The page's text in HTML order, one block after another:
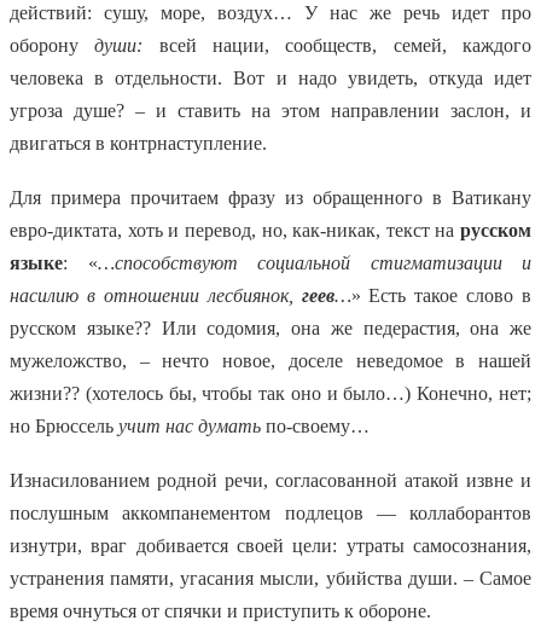
действий: сушу, море, воздух… У нас же речь идет про
оборонудуши: всей нации, сообществ, семей, каждого
человека в отдельности. Вот и надо увидеть, откуда идет
угроза душе? – и ставить на этом направлении заслон, и
двигаться в контрнаступление.
Для примера прочитаем фразу из обращенного в Ватикану
евро-диктата, хоть и перевод, но, как-никак, текст на русском
языке: «…способствуют социальной стигматизации и
насилию в отношении лесбиянок, геев…» Есть такое слово в
русском языке?? Или содомия, она же педерастия, она же
мужеложство, – нечто новое, доселе неведомое в нашей
жизни?? (хотелось бы, чтобы так оно и было…) Конечно, нет;
но Брюссель учит нас думать по-своему…
Изнасилованием родной речи, согласованной атакой извне и
послушным аккомпанементом подлецов — коллаборантов
изнутри, враг добивается своей цели: утраты самосознания,
устранения памяти, угасания мысли, убийства души. – Самое
время очнуться от спячки и приступить к обороне.